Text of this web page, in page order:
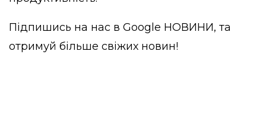
Підпишись на нас в Google НОВИНИ, та
отримуй більше свіжих новин!